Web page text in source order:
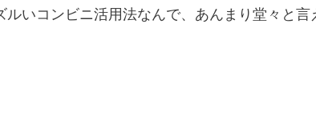
ルいコンビニ活用法なんで、あんまり堂々と